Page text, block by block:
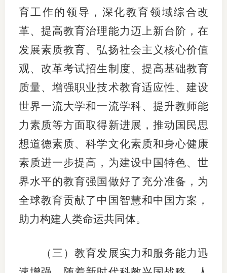
育工作的领导，深化教育领域综合改
革、提高教育治理能力迈上新台阶，在
发展素质教育、弘扬社会主义核心价值
观、改革考试招生制度、提高基础教育
质量、增强职业技术教育适应性、建设
世界一流大学和一流学科、提升教师能
力素质等方面取得新进展，推动国民思
想道德素质、科学文化素质和身心健康
素质进一步提高，为建设中国特色、世
界水平的教育强国做好了充分准备，为
全球教育贡献了中国智慧和中国方案，
助力构建人类命运共同体。
（三）教育发展实力和服务能力迅